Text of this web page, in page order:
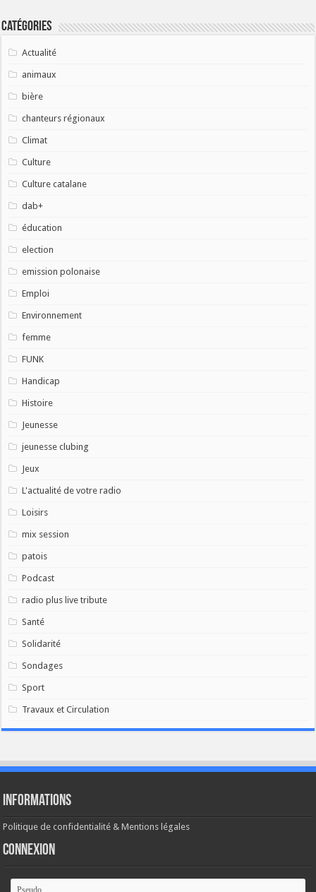
Catégories
Actualité
animaux
bière
chanteurs régionaux
Climat
Culture
Culture catalane
dab+
éducation
election
emission polonaise
Emploi
Environnement
femme
FUNK
Handicap
Histoire
Jeunesse
jeunesse clubing
Jeux
L'actualité de votre radio
Loisirs
mix session
patois
Podcast
radio plus live tribute
Santé
Solidarité
Sondages
Sport
Travaux et Circulation
Informations
Politique de confidentialité & Mentions légales
Connexion